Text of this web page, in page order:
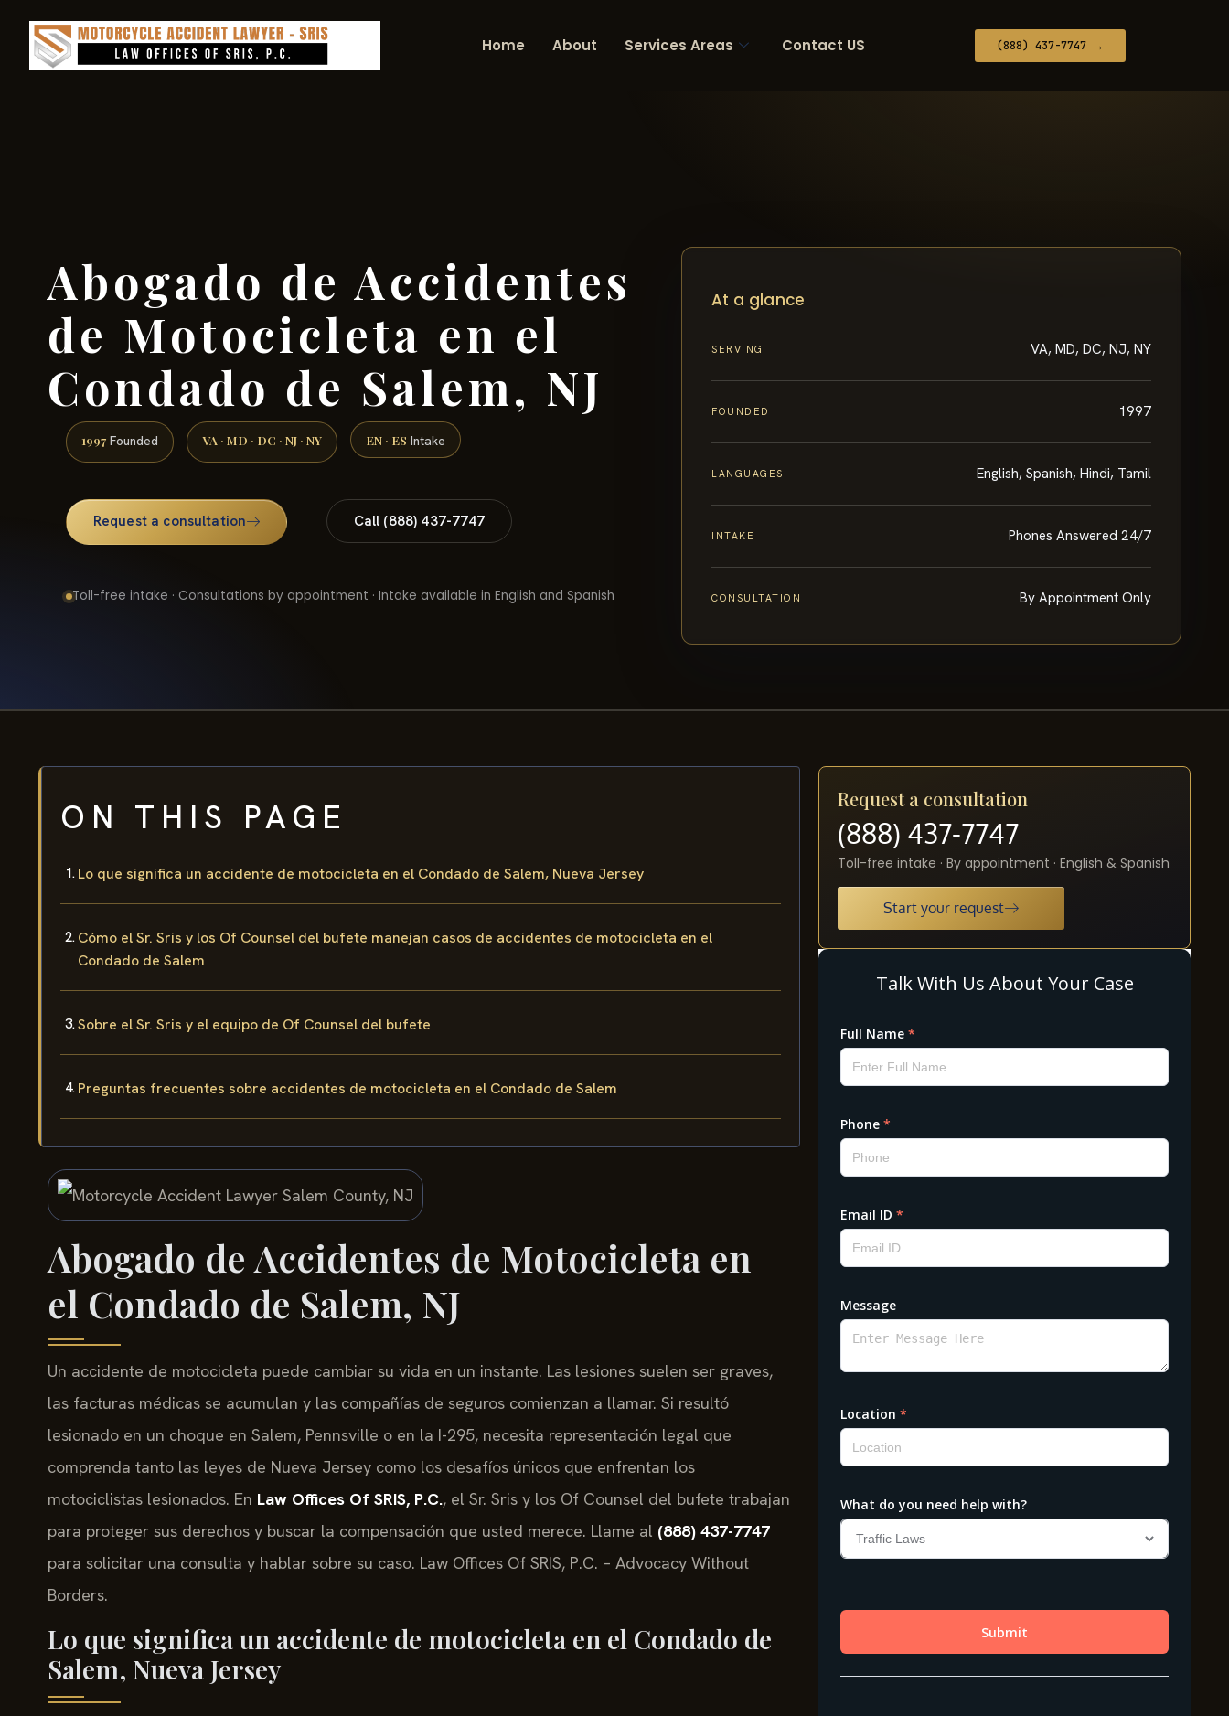
Home About Services Areas Contact US (888) 437-7747 →
Abogado de Accidentes
de Motocicleta en el
Condado de Salem, NJ
1997 Founded VA · MD · DC · NJ · NY EN · ES Intake
Request a consultation Call (888) 437-7747
Toll-free intake · Consultations by appointment · Intake available in English and Spanish
At a glance
SERVING VA, MD, DC, NJ, NY
FOUNDED 1997
LANGUAGES English, Spanish, Hindi, Tamil
INTAKE Phones Answered 24/7
CONSULTATION By Appointment Only
ON THIS PAGE
Lo que significa un accidente de motocicleta en el Condado de Salem, Nueva Jersey
Cómo el Sr. Sris y los Of Counsel del bufete manejan casos de accidentes de motocicleta en el
Condado de Salem
Sobre el Sr. Sris y el equipo de Of Counsel del bufete
Preguntas frecuentes sobre accidentes de motocicleta en el Condado de Salem
Abogado de Accidentes de Motocicleta en
el Condado de Salem, NJ
Un accidente de motocicleta puede cambiar su vida en un instante. Las lesiones suelen ser graves,
las facturas médicas se acumulan y las compañías de seguros comienzan a llamar. Si resultó
lesionado en un choque en Salem, Pennsville o en la I-295, necesita representación legal que
comprenda tanto las leyes de Nueva Jersey como los desafíos únicos que enfrentan los
motociclistas lesionados. En Law Offices Of SRIS, P.C., el Sr. Sris y los Of Counsel del bufete trabajan
para proteger sus derechos y buscar la compensación que usted merece. Llame al (888) 437-7747
para solicitar una consulta y hablar sobre su caso. Law Offices Of SRIS, P.C. – Advocacy Without
Borders.
Lo que significa un accidente de motocicleta en el Condado de
Salem, Nueva Jersey
Request a consultation
(888) 437-7747
Toll-free intake · By appointment · English & Spanish
Start your request